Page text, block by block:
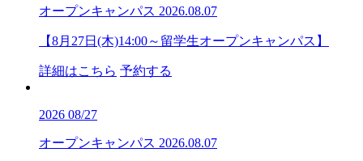
オープンキャンパス 2026.08.07
【8月27日(木)14:00～留学生オープンキャンパス】
詳細はこちら 予約する
2026 08/27
オープンキャンパス 2026.08.07